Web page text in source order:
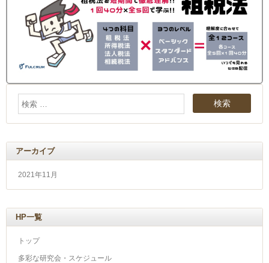
アーカイブ
2021年11月
HP一覧
トップ
多彩な研究会・スケジュール